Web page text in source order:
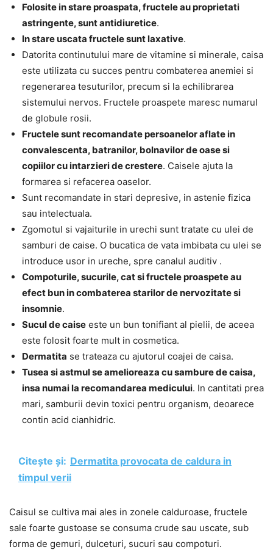
Folosite in stare proaspata, fructele au proprietati
astringente, sunt antidiuretice.
In stare uscata fructele sunt laxative.
Datorita continutului mare de vitamine si minerale, caisa
este utilizata cu succes pentru combaterea anemiei si
regenerarea tesuturilor, precum si la echilibrarea
sistemului nervos. Fructele proaspete maresc numarul
de globule rosii.
Fructele sunt recomandate persoanelor aflate in
convalescenta, batranilor, bolnavilor de oase si
copiilor cu intarzieri de crestere. Caisele ajuta la
formarea si refacerea oaselor.
Sunt recomandate in stari depresive, in astenie fizica
sau intelectuala.
Zgomotul si vajaiturile in urechi sunt tratate cu ulei de
samburi de caise. O bucatica de vata imbibata cu ulei se
introduce usor in ureche, spre canalul auditiv .
Compoturile, sucurile, cat si fructele proaspete au
efect bun in combaterea starilor de nervozitate si
insomnie.
Sucul de caise este un bun tonifiant al pielii, de aceea
este folosit foarte mult in cosmetica.
Dermatita se trateaza cu ajutorul coajei de caisa.
Tusea si astmul se amelioreaza cu sambure de caisa,
insa numai la recomandarea medicului. In cantitati prea
mari, samburii devin toxici pentru organism, deoarece
contin acid cianhidric.
Citește și: Dermatita provocata de caldura in
timpul verii
Caisul se cultiva mai ales in zonele calduroase, fructele
sale foarte gustoase se consuma crude sau uscate, sub
forma de gemuri, dulceturi, sucuri sau compoturi.